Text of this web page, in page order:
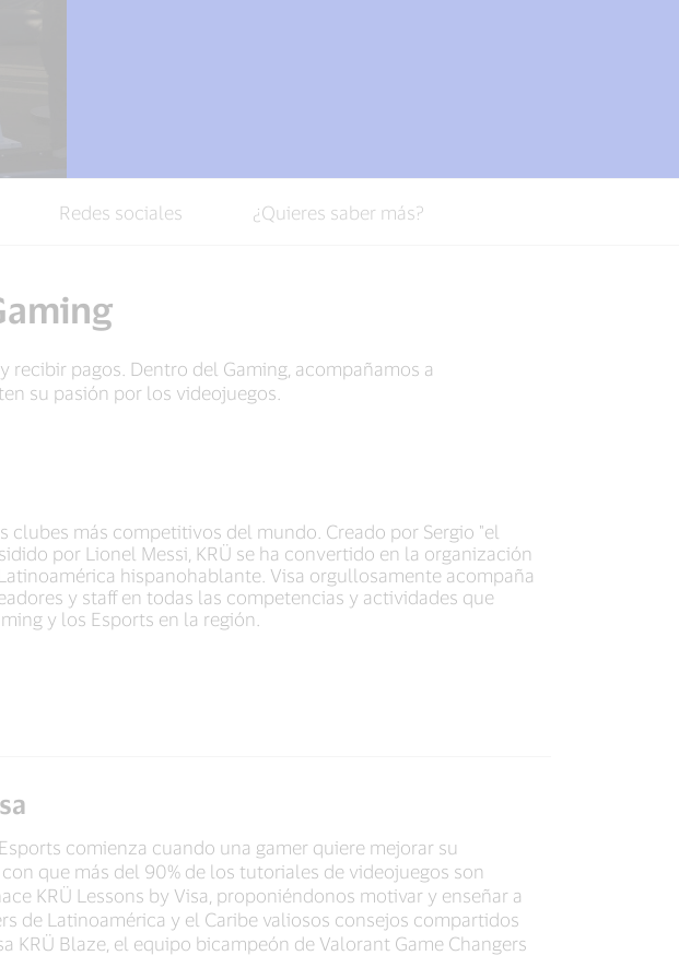
Redes sociales ¿Quieres saber más?
recibir pagos. Dentro del Gaming, acompañamos a
su pasión por los videojuegos.
clubes más competitivos del mundo. Creado por Sergio "el
por Lionel Messi, KRÜ se ha convertido en la organización
hispanohablante. Visa orgullosamente acompaña
y staff en todas las competencias y actividades que
y los Esports en la región.
comienza cuando una gamer quiere mejorar su
que más del 90% de los tutoriales de videojuegos son
KRÜ Lessons by Visa, proponiéndonos motivar y enseñar a
de Latinoamérica y el Caribe valiosos consejos compartidos
KRÜ Blaze, el equipo bicampeón de Valorant Game Changers